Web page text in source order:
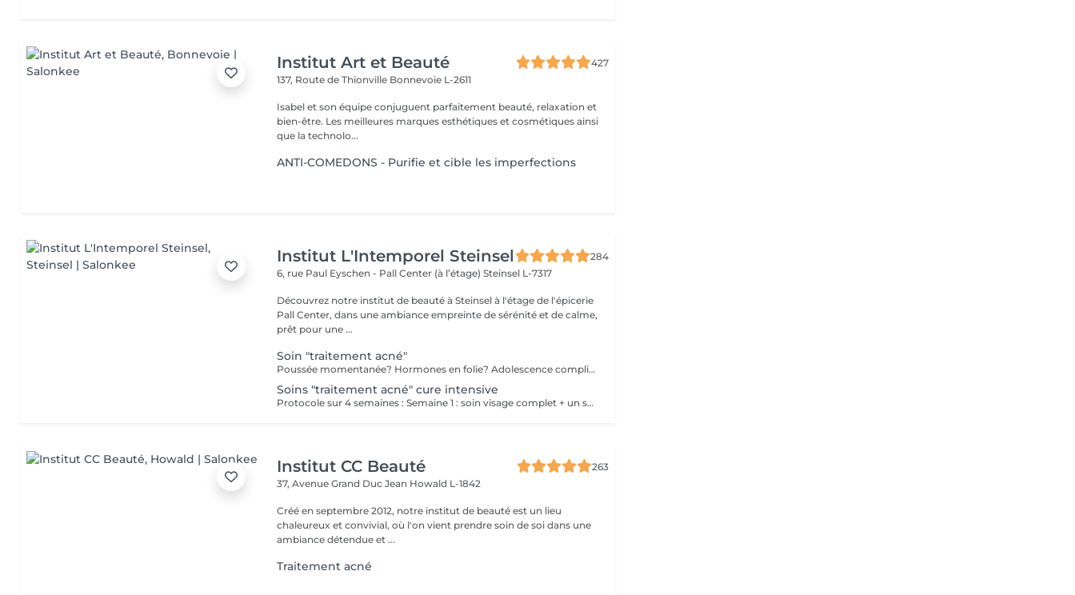
Institut Art et Beauté
427
137, Route de Thionville Bonnevoie L-2611
Isabel et son équipe conjuguent parfaitement beauté, relaxation et
bien-être. Les meilleures marques esthétiques et cosmétiques ainsi
que la technolo...
ANTI-COMEDONS - Purifie et cible les imperfections
Institut L'Intemporel Steinsel
284
6, rue Paul Eyschen - Pall Center (à l’étage)Steinsel L-7317
Découvrez notre institut de beauté à Steinsel à l'étage de l'épicerie
Pall Center, dans une ambiance empreinte de sérénité et de calme,
prêt pour une ...
Soin "traitement acné"
Poussée momentanée? Hormones en folie? Adolescence compliquée? Ce soin est pour vous. Le soin visage complet comprend un nettoyage en profondeur de la peau avec vapeur et extraction des comédons, un léger massage suivi de 20' de traitement. LED et un masque apaisant ou purifiant. Le soin flash est conseillé en entretien suite à un soin complet, entre 2 soins par exemple ou si acné plus tenace. Il comprend un nettoyage du visage, un léger massage et le traitement LED 20'. Pourquoi la LED? La puissance de la lumière LED bleue agit rapidement et efficacement pour éliminer l'acné, les imperfections et l'inflammation existantes, sans dessécher la peau. Elle régule également la production de sébum pour prévenir de futures éruptions cutanées, laissant votre peau claire, saine et lisse.
Soins "traitement acné" cure intensive
Protocole sur 4 semaines : Semaine 1 : soin visage complet + un soin flash (espacé de 2 jours minimum) Semaine 2 / 3 et 4 : 2 soins flash (espacé de 2 jours minimum) Descriptif complet : voir "Soin traitement acné"
Institut CC Beauté
263
37, Avenue Grand Duc Jean Howald L-1842
Créé en septembre 2012, notre institut de beauté est un lieu
chaleureux et convivial, où l'on vient prendre soin de soi dans une
ambiance détendue et ...
Traitement acné